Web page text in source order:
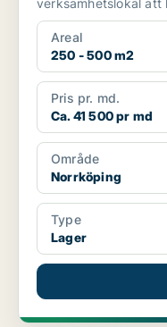
verksamhetslokal att
yta om ...
Areal
250 - 500 m2
Pris pr. md.
Ca. 41 500 pr md
Område
Norrköping
Type
Lager